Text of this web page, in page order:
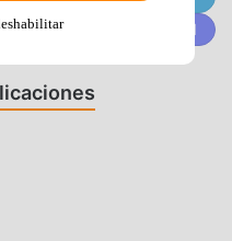
a roadtrip planner,
The Hipcamp app is
SHARE YOUR
people based in the
app and community?
Questions? Get in touch
go-to app for frequent
in Truck Camper
la comunidad de Discord